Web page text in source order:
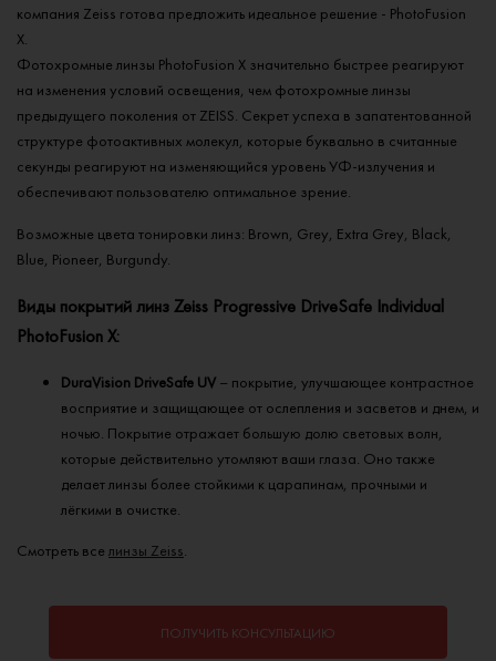
компания Zeiss готова предложить идеальное решение - PhotoFusion
X.
Фотохромные линзы PhotoFusion X значительно быстрее реагируют
на изменения условий освещения, чем фотохромные линзы
предыдущего поколения от ZEISS. Секрет успеха в запатентованной
структуре фотоактивных молекул, которые буквально в считанные
секунды реагируют на изменяющийся уровень УФ-излучения и
обеспечивают пользователю оптимальное зрение.
Возможные цвета тонировки линз: Brown, Grey, Extra Grey, Black,
Blue, Pioneer, Burgundy.
Виды покрытий линз Zeiss Progressive DriveSafe Individual
PhotoFusion X:
DuraVision DriveSafe UV – покрытие, улучшающее контрастное
восприятие и защищающее от ослепления и засветов и днем, и
ночью. Покрытие отражает большую долю световых волн,
которые действительно утомляют ваши глаза. Оно также
делает линзы более стойкими к царапинам, прочными и
лёгкими в очистке.
Смотреть все линзы Zeiss.
ПОЛУЧИТЬ КОНСУЛЬТАЦИЮ